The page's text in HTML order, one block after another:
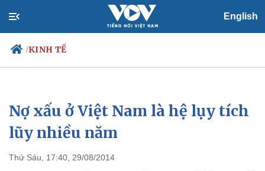
English
/KINH TẾ
Chính trị
Đảng
Tổ chức nhân sự
Nhận diện sự thật
Xã hội
Nợ xấu ở Việt Nam là hệ lụy tích
lũy nhiều năm
Thứ Sáu, 17:40, 29/08/2014